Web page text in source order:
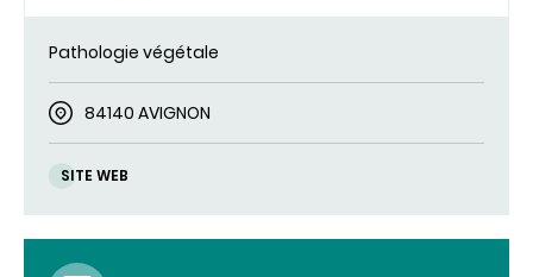
Pathologie végétale
84140 AVIGNON
SITE WEB